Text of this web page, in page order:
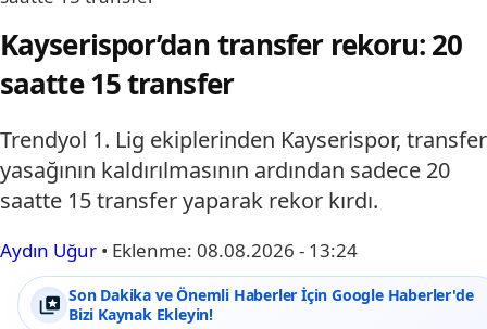
Kayserispor’dan transfer rekoru: 20
saatte 15 transfer
Trendyol 1. Lig ekiplerinden Kayserispor, transfer
yasağının kaldırılmasının ardından sadece 20
saatte 15 transfer yaparak rekor kırdı.
Aydın Uğur • Eklenme: 08.08.2026 - 13:24
Son Dakika ve Önemli Haberler İçin Google Haberler'de
Bizi Kaynak Ekleyin!